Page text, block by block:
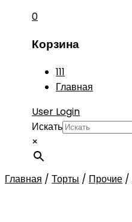
0
Корзина
111
Главная
User Login
Искать
×
Главная / Торты / Прочие /